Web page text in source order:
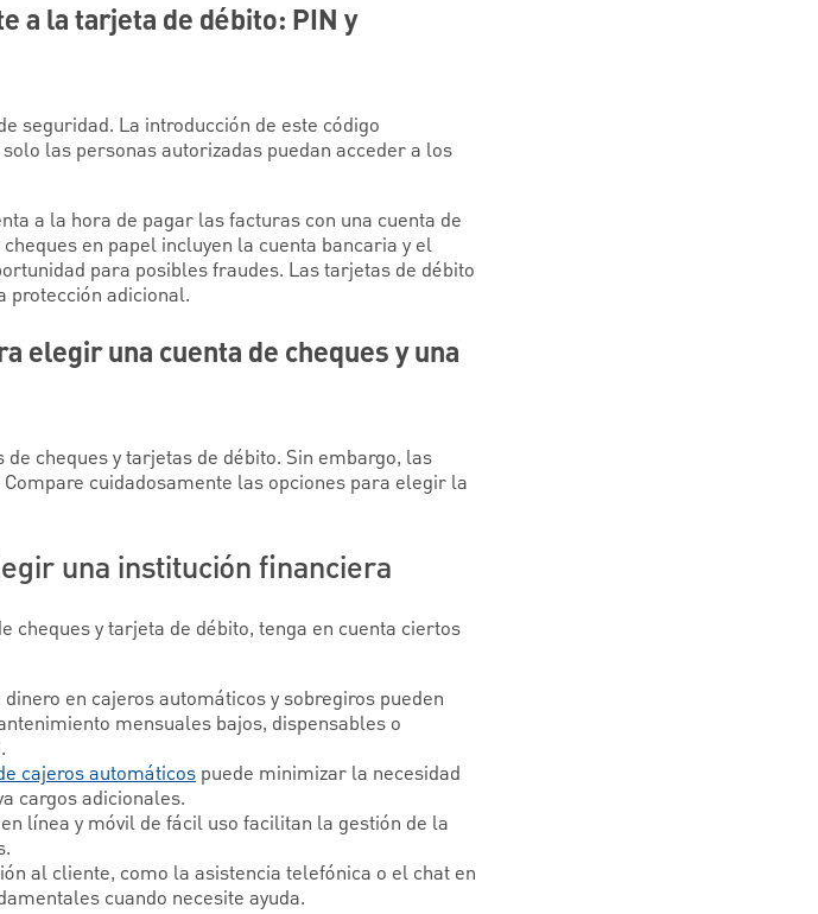
a la tarjeta de débito: PIN y
seguridad. La introducción de este código
las personas autorizadas puedan acceder a los
a la hora de pagar las facturas con una cuenta de
en papel incluyen la cuenta bancaria y el
para posibles fraudes. Las tarjetas de débito
protección adicional.
elegir una cuenta de cheques y una
cheques y tarjetas de débito. Sin embargo, las
cuidadosamente las opciones para elegir la
una institución financiera
y tarjeta de débito, tenga en cuenta ciertos
en cajeros automáticos y sobregiros pueden
mensuales bajos, dispensables o
cajeros automáticos puede minimizar la necesidad
cargos adicionales.
línea y móvil de fácil uso facilitan la gestión de la
al cliente, como la asistencia telefónica o el chat en
cuando necesite ayuda.